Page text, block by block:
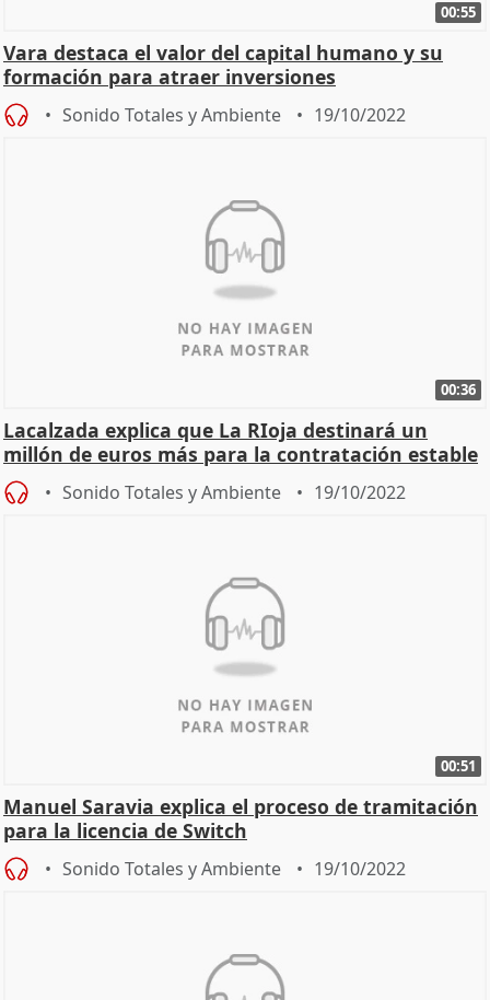
00:55
Vara destaca el valor del capital humano y su
formación para atraer inversiones
Sonido Totales y Ambiente 19/10/2022
00:36
Lacalzada explica que La RIoja destinará un
millón de euros más para la contratación estable
Sonido Totales y Ambiente 19/10/2022
00:51
Manuel Saravia explica el proceso de tramitación
para la licencia de Switch
Sonido Totales y Ambiente 19/10/2022